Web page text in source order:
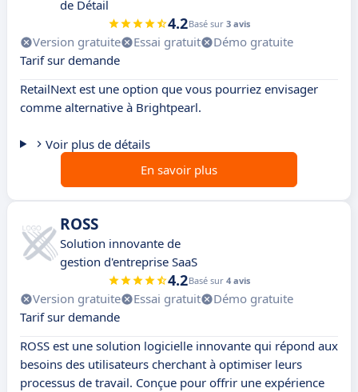
de Détail
4.2Basé sur 3 avis
Version gratuite Essai gratuit
Démo gratuite
Tarif sur demande
RetailNext est une option que vous pourriez envisager
comme alternative à Brightpearl.
Voir plus de détails
En savoir plus
ROSS
Solution innovante de
gestion d'entreprise SaaS
4.2Basé sur 4 avis
Version gratuite Essai gratuit
Démo gratuite
Tarif sur demande
ROSS est une solution logicielle innovante qui répond aux
besoins des utilisateurs cherchant à optimiser leurs
processus de travail. Conçue pour offrir une expérience